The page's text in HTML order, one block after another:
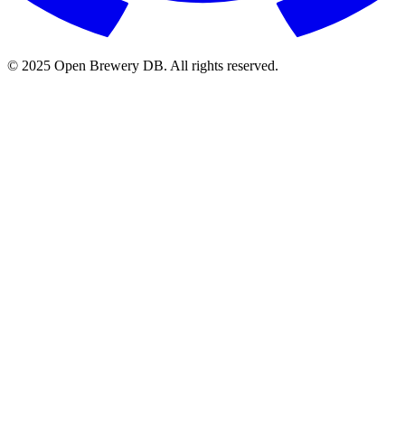
© 2025 Open Brewery DB. All rights reserved.